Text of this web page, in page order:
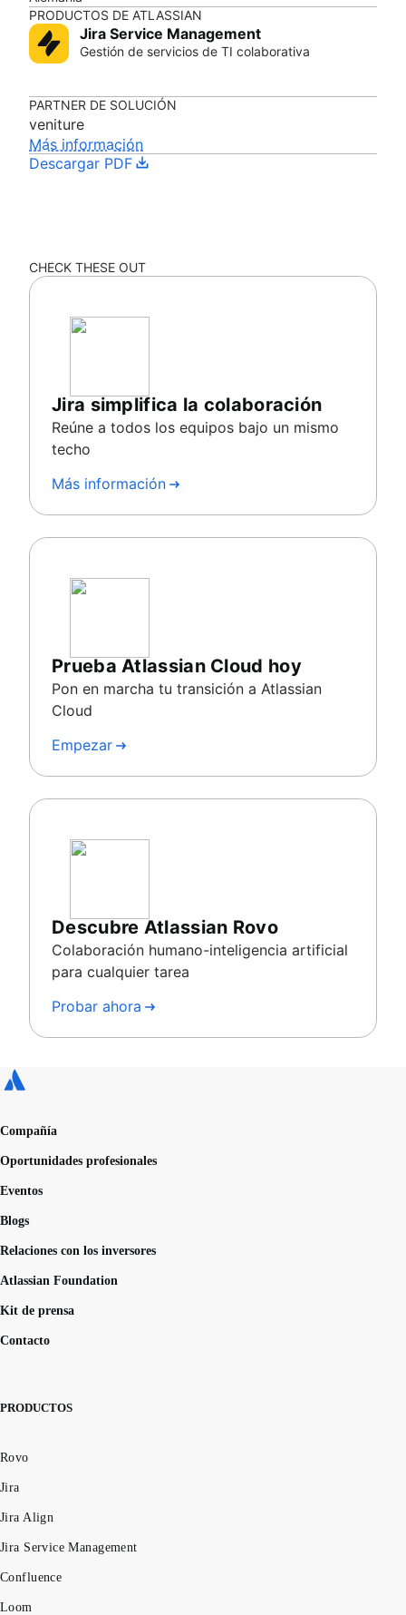
PRODUCTOS DE ATLASSIAN
Jira Service Management
Gestión de servicios de TI colaborativa
PARTNER DE SOLUCIÓN
veniture
Más información
Descargar PDF
CHECK THESE OUT
Jira simplifica la colaboración
Reúne a todos los equipos bajo un mismo
techo
Más información
Prueba Atlassian Cloud hoy
Pon en marcha tu transición a Atlassian
Cloud
Empezar
Descubre Atlassian Rovo
Colaboración humano-inteligencia artificial
para cualquier tarea
Probar ahora
Compañía
Oportunidades profesionales
Eventos
Blogs
Relaciones con los inversores
Atlassian Foundation
Kit de prensa
Contacto
PRODUCTOS
Rovo
Jira
Jira Align
Jira Service Management
Confluence
Loom